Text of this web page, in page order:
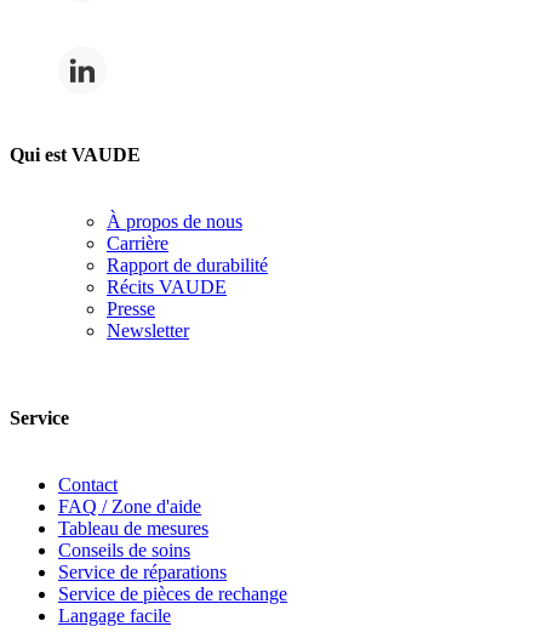
Qui est VAUDE
À propos de nous
Carrière
Rapport de durabilité
Récits VAUDE
Presse
Newsletter
Service
Contact
FAQ / Zone d'aide
Tableau de mesures
Conseils de soins
Service de réparations
Service de pièces de rechange
Langage facile